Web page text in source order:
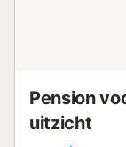
Pension
uitzicht